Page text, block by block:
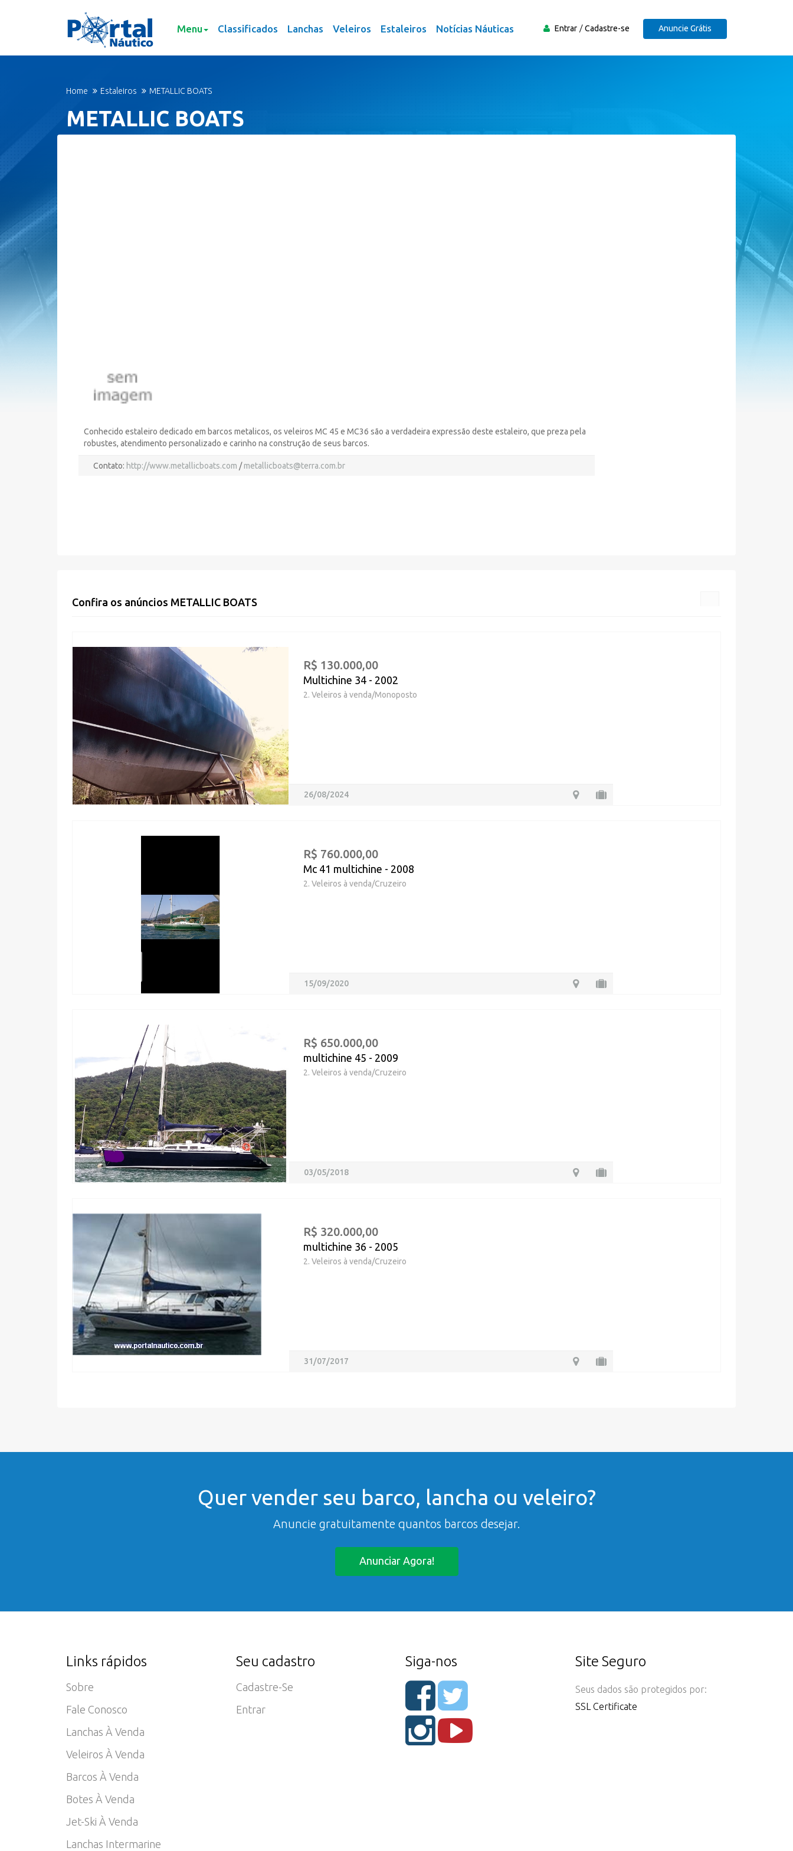
Menu Classificados Lanchas Veleiros Estaleiros Notícias Náuticas Entrar Cadastre-se Anuncie Grátis
Home Estaleiros METALLIC BOATS
METALLIC BOATS
Conhecido estaleiro dedicado em barcos metalicos, os veleiros MC 45 e MC36 são a verdadeira expressão deste estaleiro, que preza pela
robustes, atendimento personalizado e carinho na construção de seus barcos.
Contato: http://www.metallicboats.com /metallicboats@terra.com.br
Confira os anúncios METALLIC BOATS
R$ 130.000,00
Multichine 34 - 2002
2. Veleiros à venda/Monoposto
26/08/2024
R$ 760.000,00
Mc 41 multichine - 2008
2. Veleiros à venda/Cruzeiro
15/09/2020
R$ 650.000,00
multichine 45 - 2009
2. Veleiros à venda/Cruzeiro
03/05/2018
R$ 320.000,00
multichine 36 - 2005
2. Veleiros à venda/Cruzeiro
31/07/2017
Quer vender seu barco, lancha ou veleiro?
Anuncie gratuitamente quantos barcos desejar.
Anunciar Agora!
Links rápidos
Sobre
Fale Conosco
Lanchas À Venda
Veleiros À Venda
Barcos À Venda
Botes À Venda
Jet-Ski À Venda
Lanchas Intermarine
Seu cadastro
Cadastre-Se
Entrar
Siga-nos Site Seguro
Seus dados são protegidos por:
SSL Certificate